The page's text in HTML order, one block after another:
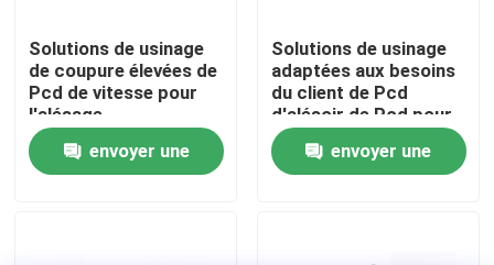
nouvelles
Tous les cas
Solutions de usinage
de coupure élevées de
Pcd de vitesse pour
l'alésage
envoyer une
Solutions de usinage
adaptées aux besoins
du client de Pcd
d'alésoir de Pcd pour
l'usinage des véhicules
à moteur de pièces
envoyer une